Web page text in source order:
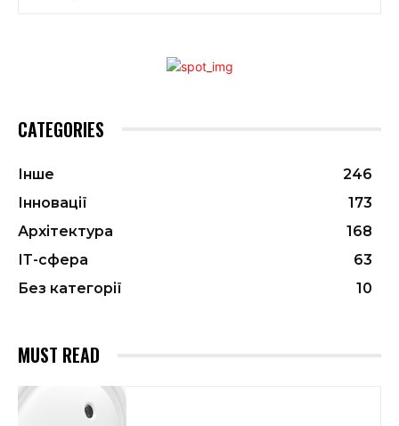
CATEGORIES
Інше
246
Інновації
173
Архітектура
168
ІТ-сфера
63
Без категорії
10
MUST READ